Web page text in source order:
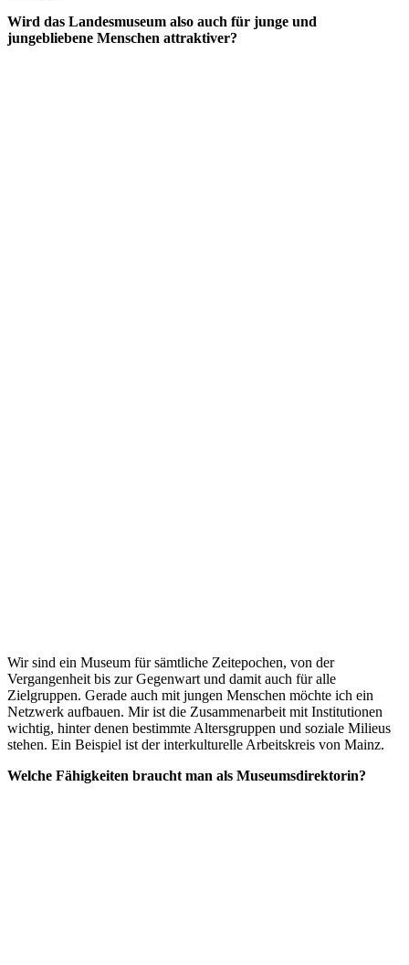
Wird das Landesmuseum also auch für junge und
jungebliebene Menschen attraktiver?
Wir sind ein Museum für sämtliche Zeitepochen, von der
Vergangenheit bis zur Gegenwart und damit auch für alle
Zielgruppen. Gerade auch mit jungen Menschen möchte ich ein
Netzwerk aufbauen. Mir ist die Zusammenarbeit mit Institutionen
wichtig, hinter denen bestimmte Altersgruppen und soziale Milieus
stehen. Ein Beispiel ist der interkulturelle Arbeitskreis von Mainz.
Welche Fähigkeiten braucht man als Museumsdirektorin?